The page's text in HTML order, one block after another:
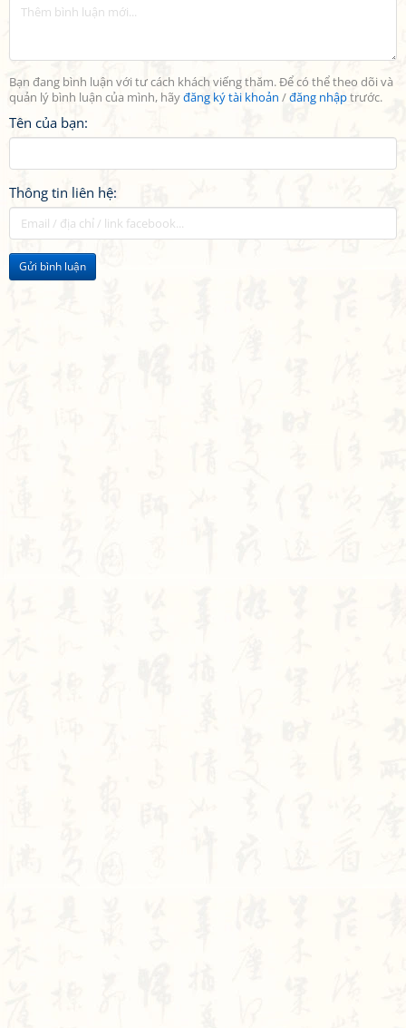
Bạn đang bình luận với tư cách khách viếng thăm. Để có thể theo dõi và
quản lý bình luận của mình, hãyđăng ký tài khoản /đăng nhậptrước.
Tên của bạn:
Thông tin liên hệ:
Gửi bình luận